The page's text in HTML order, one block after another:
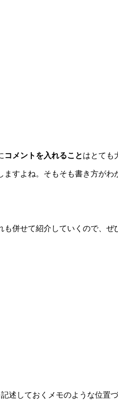
コメントを入れることはとても
すよね。そもそも書き方がわ
併せて紹介していくので、ぜ
述しておくメモのような位置づ